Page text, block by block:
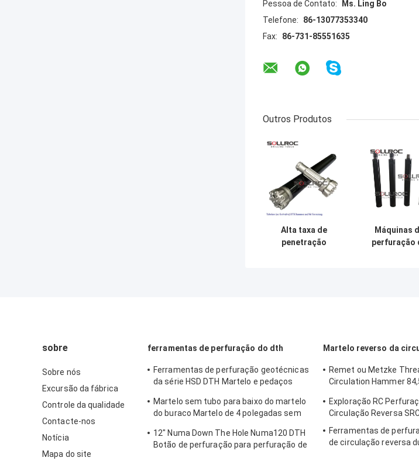
Pessoa de Contato:
Ms. Ling Bo
Telefone:
86-13077353340
Fax:
86-731-85551635
Outros Produtos
Alta taxa de
penetração
Máquinas
perfuração
sobre
Sobre nós
Excursão da fábrica
Controle da qualidade
Contacte-nos
Notícia
Mapa do site
ferramentas de perfuração do dth
Ferramentas de perfuração geotécnicas
da série HSD DTH Martelo e pedaços
Martelo sem tubo para baixo do martelo
do buraco Martelo de 4 polegadas sem
12" Numa Down The Hole Numa120 DTH
Botão de perfuração para perfuração de
Martelo reverso da
Remet ou Metzke
Circulation Hammer
Exploração RC
Circulação Reversa
Ferramentas de
de circulação reversa